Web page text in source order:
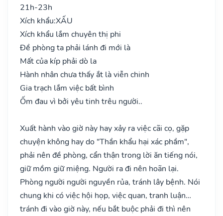
21h-23h
Xích khẩu:XẤU
Xích khẩu lắm chuyên thị phi
Đề phòng ta phải lánh đi mới là
Mất của kíp phải dò la
Hành nhân chưa thấy ắt là viễn chinh
Gia trạch lắm việc bất bình
Ốm đau vì bởi yêu tinh trêu người..
Xuất hành vào giờ này hay xảy ra việc cãi cọ, gặp
chuyện không hay do "Thần khẩu hại xác phầm",
phải nên đề phòng, cẩn thận trong lời ăn tiếng nói,
giữ mồm giữ miệng. Người ra đi nên hoãn lại.
Phòng người người nguyền rủa, tránh lây bệnh. Nói
chung khi có việc hội họp, việc quan, tranh luận…
tránh đi vào giờ này, nếu bắt buộc phải đi thì nên